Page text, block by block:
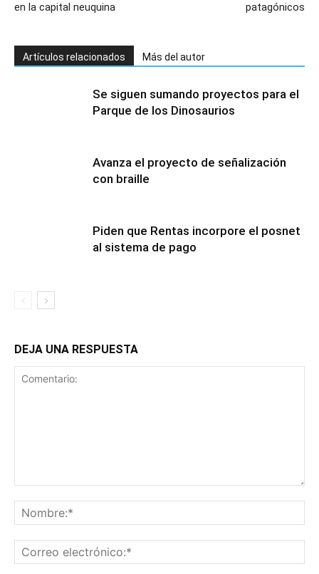
en la capital neuquina
patagónicos
Artículos relacionados Más del autor
Se siguen sumando proyectos para el
Parque de los Dinosaurios
Avanza el proyecto de señalización
con braille
Piden que Rentas incorpore el posnet
al sistema de pago
DEJA UNA RESPUESTA